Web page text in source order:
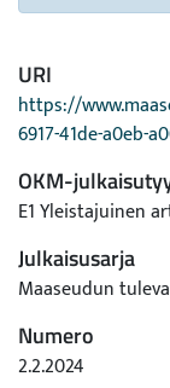
URI
https://
6917-41de-a0eb-
OKM-
E1 Yleistajuinen
Julkaisusarja
Maaseudun
Numero
2.2.2024